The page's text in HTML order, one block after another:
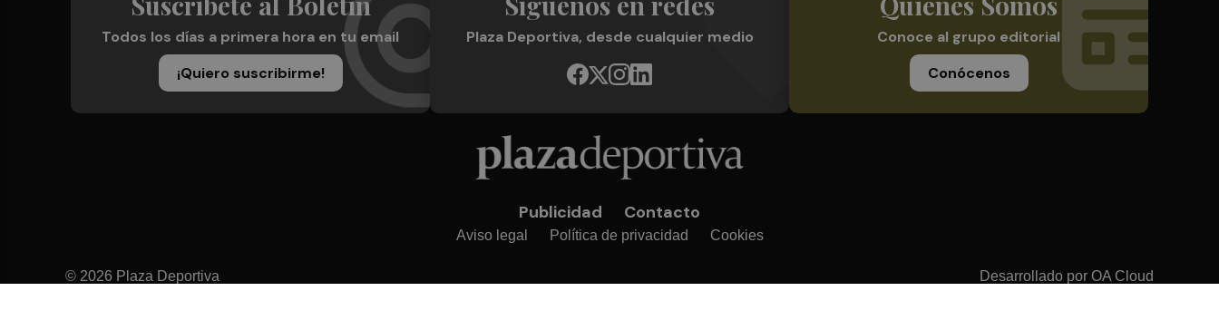
Todos los días a primera hora en tu email
¡Quiero suscribirme!
Plaza Deportiva, desde cualquier medio
Conoce al grupo editorial
Conócenos
Publicidad Contacto
Aviso legal Política de privacidad Cookies
© 2026 Plaza Deportiva Desarrollado por OA Cloud